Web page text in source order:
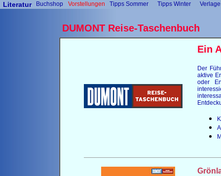
Literatur Buchshop Vorstellungen Tipps Sommer Tipps Winter Verlage
DUMONT Reise-Taschenbuch
Ein
Der
aktive
oder